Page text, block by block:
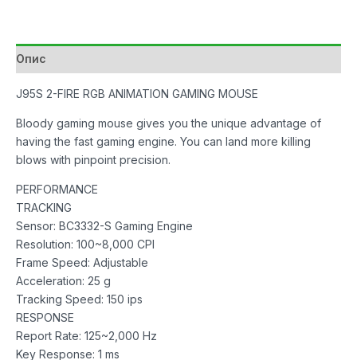
USB
Satelite
Activated
Опис
J95S 2-FIRE RGB ANIMATION GAMING MOUSE
Bloody gaming mouse gives you the unique advantage of
having the fast gaming engine. You can land more killing
blows with pinpoint precision.
PERFORMANCE
TRACKING
Sensor: BC3332-S Gaming Engine
Resolution: 100~8,000 CPI
Frame Speed: Adjustable
Acceleration: 25 g
Tracking Speed: 150 ips
RESPONSE
Report Rate: 125~2,000 Hz
Key Response: 1 ms